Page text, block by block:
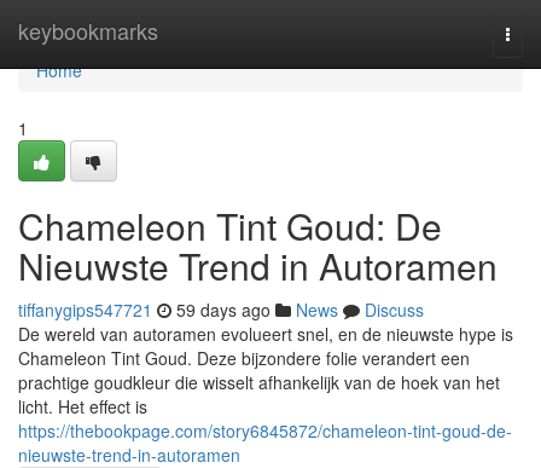
keybookmarks
Home
Home
1
Chameleon Tint Goud: De
Nieuwste Trend in Autoramen
tiffanygips547721 59 days ago News
Discuss
De wereld van autoramen evolueert snel, en de nieuwste hype is
Chameleon Tint Goud. Deze bijzondere folie verandert een
prachtige goudkleur die wisselt afhankelijk van de hoek van het
licht. Het effect is
https://thebookpage.com/story6845872/chameleon-tint-goud-de-
nieuwste-trend-in-autoramen